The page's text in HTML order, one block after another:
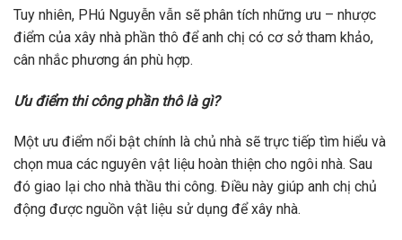
Tuy nhiên, PHú Nguyễn vẫn sẽ phân tích những ưu – nhược
điểm của xây nhà phần thô để anh chị có cơ sở tham khảo,
cân nhắc phương án phù hợp.
Ưu điểm thi công phần thô là gì?
Một ưu điểm nổi bật chính là chủ nhà sẽ trực tiếp tìm hiểu và
chọn mua các nguyên vật liệu hoàn thiện cho ngôi nhà. Sau
đó giao lại cho nhà thầu thi công. Điều này giúp anh chị chủ
động được nguồn vật liệu sử dụng để xây nhà.